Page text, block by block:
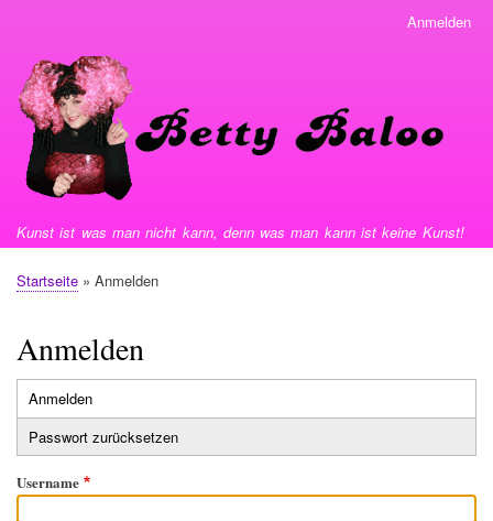
menu
Anmelden
Kunst ist was man nicht kann, denn was man kann ist keine Kunst!
Pfadnavigation
Startseite Anmelden
Anmelden
Primäre
Reiter
Anmelden
Passwort zurücksetzen
Username